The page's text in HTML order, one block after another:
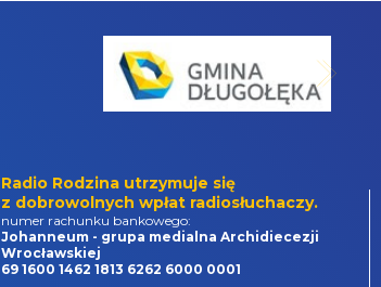
Radio Rodzina utrzymuje się
z dobrowolnych wpłat radiosłuchaczy.
numer rachunku bankowego:
Johanneum - grupa medialna Archidiecezji
Wrocławskiej
69 1600 1462 1813 6262 6000 0001